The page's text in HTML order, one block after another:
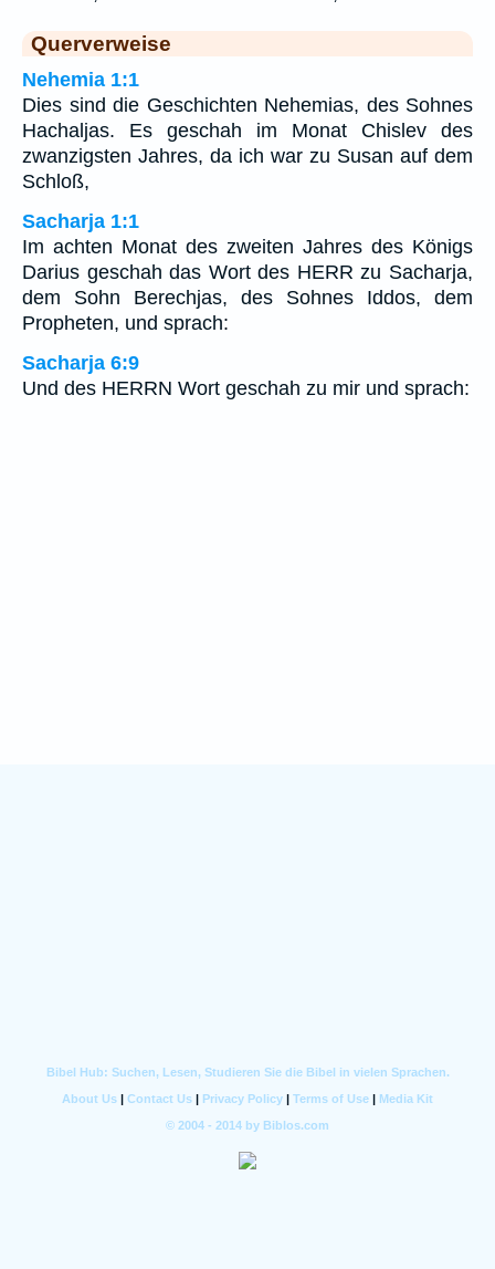
Querverweise
Nehemia 1:1
Dies sind die Geschichten Nehemias, des Sohnes
Hachaljas. Es geschah im Monat Chislev des
zwanzigsten Jahres, da ich war zu Susan auf dem
Schloß,
Sacharja 1:1
Im achten Monat des zweiten Jahres des Königs
Darius geschah das Wort des HERR zu Sacharja,
dem Sohn Berechjas, des Sohnes Iddos, dem
Propheten, und sprach:
Sacharja 6:9
Und des HERRN Wort geschah zu mir und sprach: